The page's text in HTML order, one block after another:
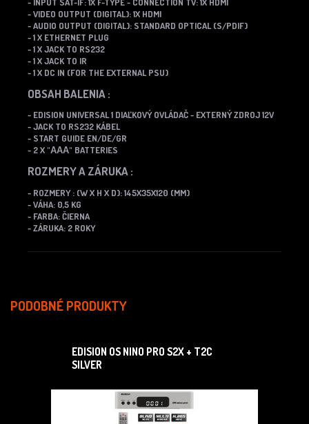
- VIDEO OUTPUT (DIGITAL): 1X HDMI
- AUDIO OUTPUT (DIGITAL): STANDARD OPTICAL (S/PDIF)
- 1 X ETHERNET PLUG
- 1 X JACK TO RS232
- 1 X JACK TO IR
- 1 X DC IN (FOR THE EXTERNAL PSU)
OBSAH BALENIA :
- EDISION UNIVERSAL 1 DIAĽKOVÝ OVLÁDAČ- EXTERNÝ ZDROJ 12V
- JACK TO RS232 KÁBEL
- START GUIDE EN/DE/GR
- 2 X "ΑΑΑ" BATTERIES
ROZMERY A ZÁRUKA :
- ROZMERY : (W X H X D): 145X35X120 (MM)
- VÁHA: 0,5 KG
- FARBA: ČIERNA
- ZÁRUKA: 2 ROKY
PODOBNÉ PRODUKTY
EDISION OS NINO PRO S2X + T2C
SILVER